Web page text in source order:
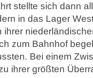
stellte sich dann
in das Lager
ihrer
zum Bahnhof
Bei einem
ihrer größten